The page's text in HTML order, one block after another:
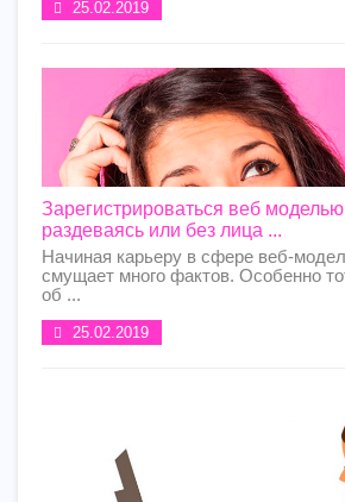
25.02.2019
Зарегистрироваться веб
раздеваясь или без лица ...
Начиная карьеру в сфере веб-
смущает много фактов. Особенно
об ...
25.02.2019